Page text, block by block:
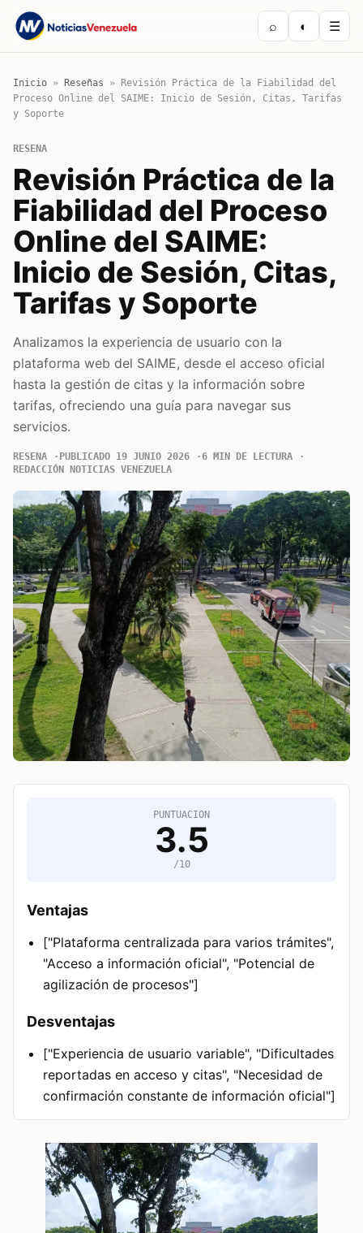
⌕ ◐ ☰
Inicio » Reseñas »
Revisión Práctica de la Fiabilidad del
Proceso Online del SAIME: Inicio de Sesión, Citas, Tarifas
y Soporte
RESENA
Revisión Práctica de la
Fiabilidad del Proceso
Online del SAIME:
Inicio de Sesión, Citas,
Tarifas y Soporte
Analizamos la experiencia de usuario con la
plataforma web del SAIME, desde el acceso oficial
hasta la gestión de citas y la información sobre
tarifas, ofreciendo una guía para navegar sus
servicios.
RESENA PUBLICADO 19 JUNIO 2026
6 MIN DE LECTURA
REDACCIÓN NOTICIAS VENEZUELA
PUNTUACION
3.5
/10
Ventajas
["Plataforma centralizada para varios trámites",
"Acceso a información oficial", "Potencial de
agilización de procesos"]
Desventajas
["Experiencia de usuario variable", "Dificultades
reportadas en acceso y citas", "Necesidad de
confirmación constante de información oficial"]